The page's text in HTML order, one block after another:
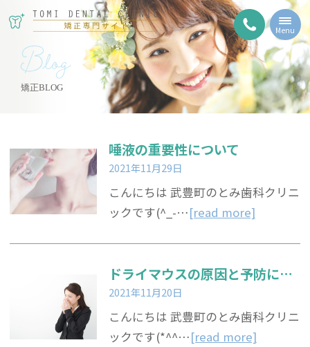
Menu
Blog
矯正BLOG
唾液の重要性について
2021年11月29日
こんにちは 武豊町のとみ歯科クリニ
ックです(^_-…[read more]
ドライマウスの原因と予防について
2021年11月20日
こんにちは 武豊町のとみ歯科クリニ
ックです(*^^…[read more]